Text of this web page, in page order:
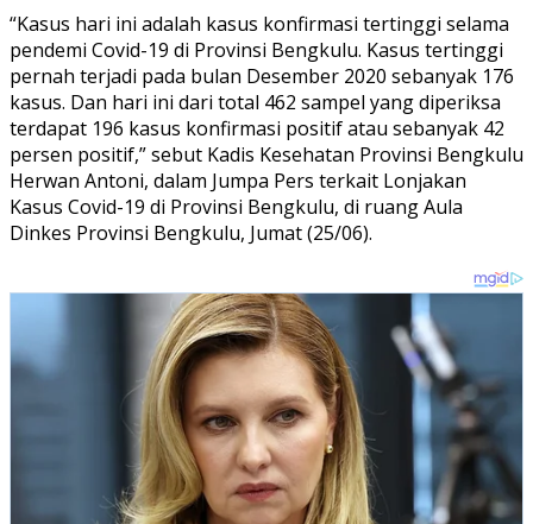
“Kasus hari ini adalah kasus konfirmasi tertinggi selama
pendemi Covid-19 di Provinsi Bengkulu. Kasus tertinggi
pernah terjadi pada bulan Desember 2020 sebanyak 176
kasus. Dan hari ini dari total 462 sampel yang diperiksa
terdapat 196 kasus konfirmasi positif atau sebanyak 42
persen positif,” sebut Kadis Kesehatan Provinsi Bengkulu
Herwan Antoni, dalam Jumpa Pers terkait Lonjakan
Kasus Covid-19 di Provinsi Bengkulu, di ruang Aula
Dinkes Provinsi Bengkulu, Jumat (25/06).